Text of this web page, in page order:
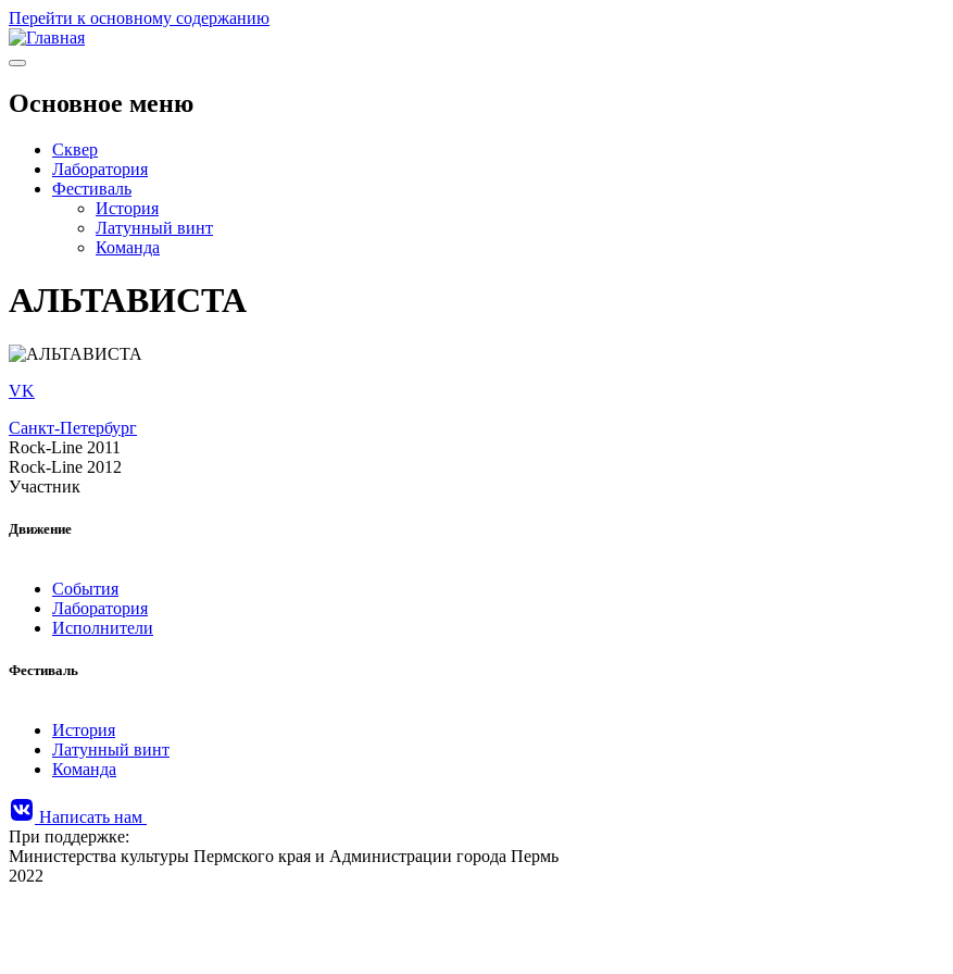
Перейти к основному содержанию
Основное меню
Сквер
Лаборатория
Фестиваль
История
Латунный винт
Команда
АЛЬТАВИСТА
VK
Санкт-Петербург
Rock-Line 2011
Rock-Line 2012
Участник
Движение
События
Лаборатория
Исполнители
Фестиваль
История
Латунный винт
Команда
Написать нам
При поддержке:
Министерства культуры Пермского края и Администрации города Пермь
2022